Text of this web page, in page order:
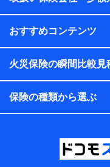
析して、お客さまの趣
各種セミナーの開催の
コンサルティングサー
アンケートやキャンペ
上記に係る案内・手続
当該個人データを取
おすすめコンテンツ
火災保険の瞬間比較見
保険の種類から選ぶ